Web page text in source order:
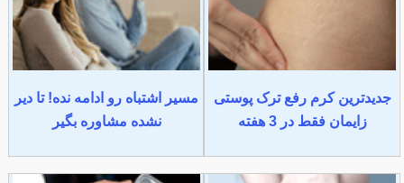
جدیدترین کرم رفع ترک پوستی
زایمان فقط در 3 هفته
مسیر اشتباه رو ادامه نده! تا دیر
نشده مشاوره بگیر